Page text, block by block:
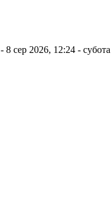
8 сер 2026, 12:24 - субота